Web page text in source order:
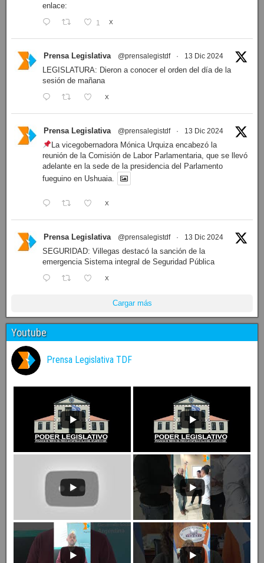
enlace:
1 X
Prensa Legislativa @prensalegistdf · 13 Dic 2024
LEGISLATURA: Dieron a conocer el orden del día de la
sesión de mañana
X
Prensa Legislativa @prensalegistdf · 13 Dic 2024
La vicegobernadora Mónica Urquiza encabezó la
reunión de la Comisión de Labor Parlamentaria, que se llevó
adelante en la sede de la presidencia del Parlamento
fueguino en Ushuaia.
X
Prensa Legislativa @prensalegistdf · 13 Dic 2024
SEGURIDAD: Villegas destacó la sanción de la
emergencia Sistema integral de Seguridad Pública
X
Cargar más
Youtube
Prensa Legislativa TDF